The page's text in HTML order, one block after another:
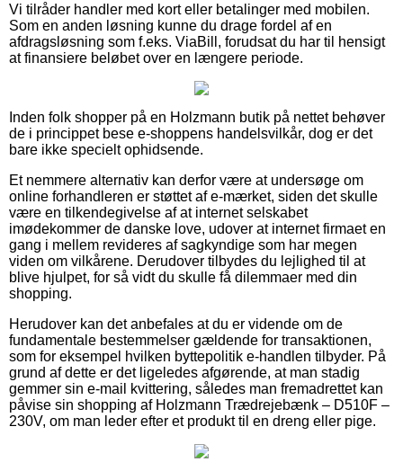
Vi tilråder handler med kort eller betalinger med mobilen.
Som en anden løsning kunne du drage fordel af en
afdragsløsning som f.eks. ViaBill, forudsat du har til hensigt
at finansiere beløbet over en længere periode.
Inden folk shopper på en Holzmann butik på nettet behøver
de i princippet bese e-shoppens handelsvilkår, dog er det
bare ikke specielt ophidsende.
Et nemmere alternativ kan derfor være at undersøge om
online forhandleren er støttet af e-mærket, siden det skulle
være en tilkendegivelse af at internet selskabet
imødekommer de danske love, udover at internet firmaet en
gang i mellem revideres af sagkyndige som har megen
viden om vilkårene. Derudover tilbydes du lejlighed til at
blive hjulpet, for så vidt du skulle få dilemmaer med din
shopping.
Herudover kan det anbefales at du er vidende om de
fundamentale bestemmelser gældende for transaktionen,
som for eksempel hvilken byttepolitik e-handlen tilbyder. På
grund af dette er det ligeledes afgørende, at man stadig
gemmer sin e-mail kvittering, således man fremadrettet kan
påvise sin shopping af Holzmann Trædrejebænk – D510F –
230V, om man leder efter et produkt til en dreng eller pige.